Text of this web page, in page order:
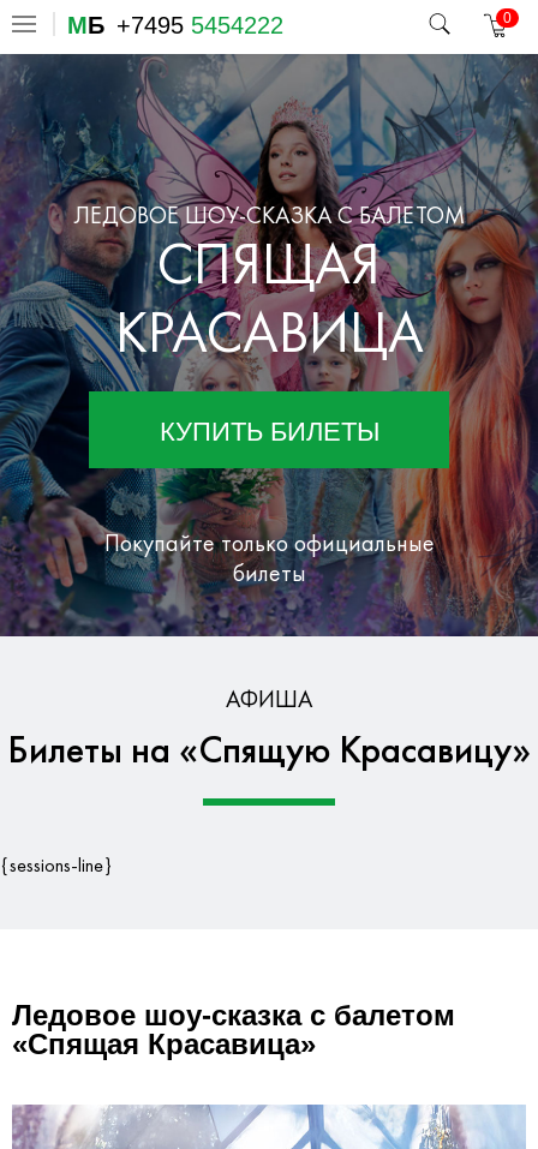
МБ +7495 5454222 0
ЛЕДОВОЕ ШОУ-СКАЗКА С БАЛЕТОМ
СПЯЩАЯ
КРАСАВИЦА
КУПИТЬ БИЛЕТЫ
Покупайте только официальные
билеты
Гарантия безопасности данных
АФИША
Билеты на «Спящую Красавицу»
{sessions-line}
Ледовое шоу-сказка с балетом
«Спящая Красавица»